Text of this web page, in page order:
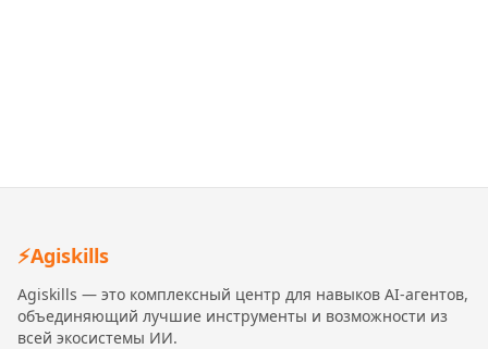
⚡Agiskills
Agiskills — это комплексный центр для навыков AI-агентов,
объединяющий лучшие инструменты и возможности из
всей экосистемы ИИ.